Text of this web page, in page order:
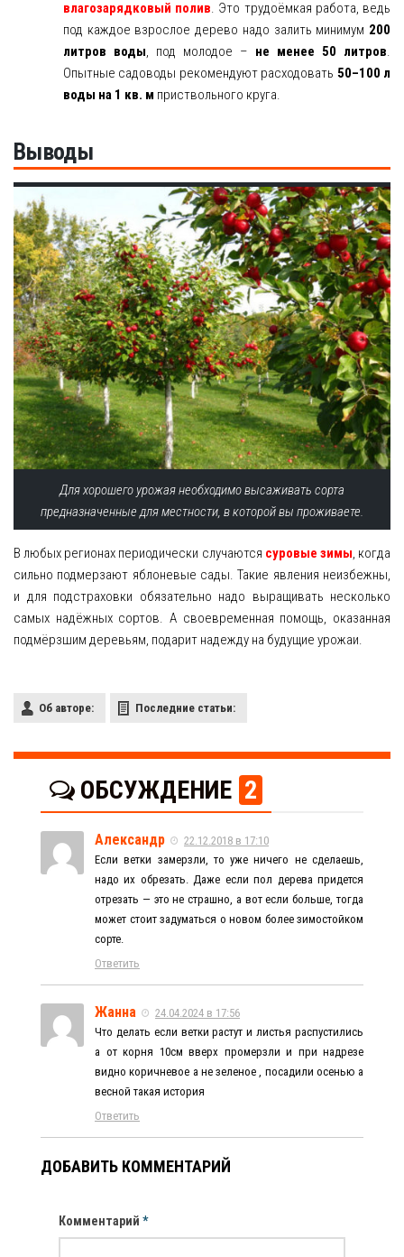
влагозарядковый полив. Это трудоёмкая работа, ведь
под каждое взрослое дерево надо залить минимум 200
литров воды, под молодое – не менее 50 литров.
Опытные садоводы рекомендуют расходовать 50–100 л
воды на 1 кв. м приствольного круга.
Выводы
Для хорошего урожая необходимо высаживать сорта
предназначенные для местности, в которой вы проживаете.
В любых регионах периодически случаются суровые зимы, когда
сильно подмерзают яблоневые сады. Такие явления неизбежны,
и для подстраховки обязательно надо выращивать несколько
самых надёжных сортов. А своевременная помощь, оказанная
подмёрзшим деревьям, подарит надежду на будущие урожаи.
Об авторе: Последние статьи:
ОБСУЖДЕНИЕ 2
Александр
22.12.2018 в 17:10
Если ветки замерзли, то уже ничего не сделаешь,
надо их обрезать. Даже если пол дерева придется
отрезать — это не страшно, а вот если больше, тогда
может стоит задуматься о новом более зимостойком
сорте.
Ответить
Жанна
24.04.2024 в 17:56
Что делать если ветки растут и листья распустились
а от корня 10см вверх промерзли и при надрезе
видно коричневое а не зеленое , посадили осенью а
весной такая история
Ответить
ДОБАВИТЬ КОММЕНТАРИЙ
Комментарий *